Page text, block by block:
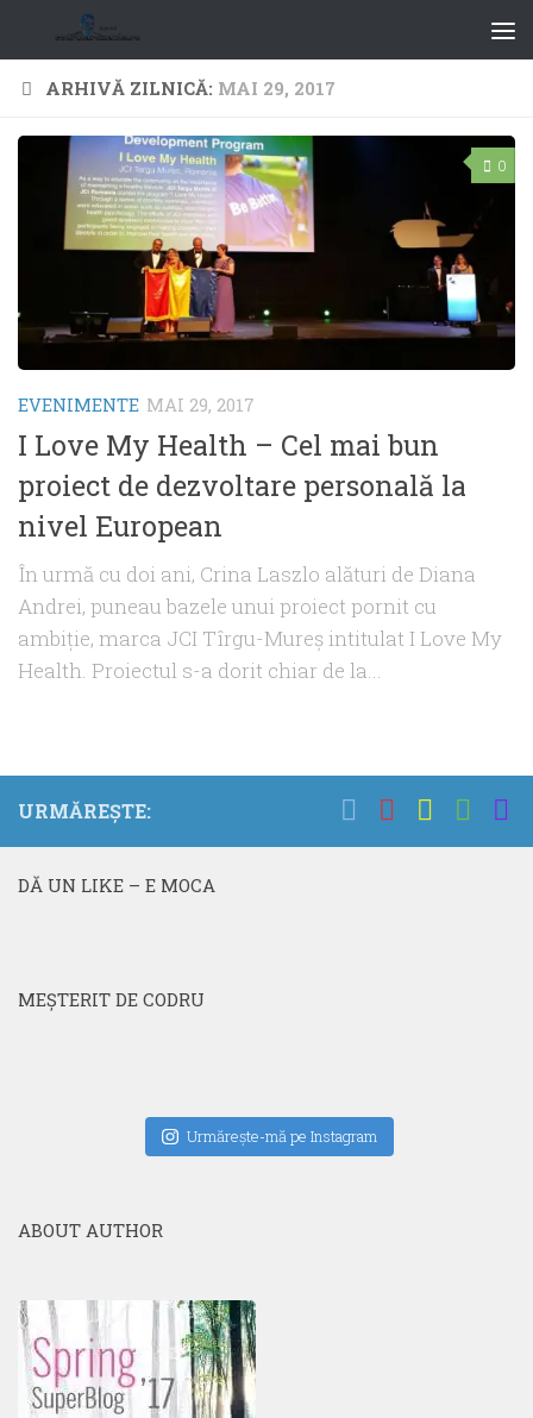
ARHIVĂ ZILNICĂ: MAI 29, 2017
0
EVENIMENTE MAI 29, 2017
I Love My Health – Cel mai bun
proiect de dezvoltare personală la
nivel European
În urmă cu doi ani, Crina Laszlo alături de Diana
Andrei, puneau bazele unui proiect pornit cu
ambiţie, marca JCI Tîrgu-Mureş intitulat I Love My
Health. Proiectul s-a dorit chiar de la...
URMĂREȘTE:
DĂ UN LIKE – E MOCA
MEŞTERIT DE CODRU
Urmăreşte-mă pe Instagram
ABOUT AUTHOR